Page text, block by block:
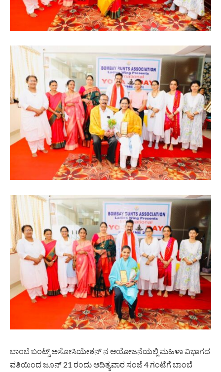
ಬಾಂಬೆ ಬಂಟ್ಸ್ ಅಸೋಸಿಯೇಶನ್ ನ ಆಯೋಜನೆಯಲ್ಲಿ ಮಹಿಳಾ ವಿಭಾಗದ
ವತಿಯಿಂದ ಜೂನ್ 21 ರಂದು ಆದಿತ್ಯವಾರ ಸಂಜೆ 4 ಗಂಟೆಗೆ ಬಾಂಬೆ